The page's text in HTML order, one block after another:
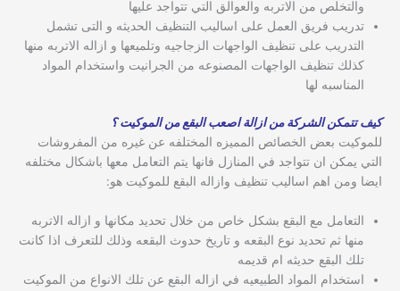
والتخلص من الاتربه والعوالق التي تتواجد عليها
تدريب فريق العمل على اساليب التنظيف الحديثه و التى تشمل
التدريب على تنظيف الواجهات الزجاجيه وتلميعها و ازاله الاتربه منها
كذلك تنظيف الواجهات المصنوعه من الجرانيت واستخدام المواد
المناسبه لها
كيف تتمكن الشركة من ازالة اصعب البقع من الموكيت ؟
للموكيت بعض الخصائص المميزه المختلفه عن غيره من المفروشات
التي يمكن ان تتواجد في المنازل فانها يتم التعامل معها باشكال مختلفه
ايضا ومن اهم اساليب تنظيف وازاله البقع للموكيت هو:
التعامل مع البقع بشكل خاص من خلال تحديد مكانها و ازاله الاتربه
منها ثم تحديد نوع البقعه و تاريخ حدوث البقعه وذلك للتعرف اذا كانت
تلك البقع حديثه ام قديمه
استخدام المواد الطبيعيه في ازاله البقع عن تلك الانواع من الموكيت